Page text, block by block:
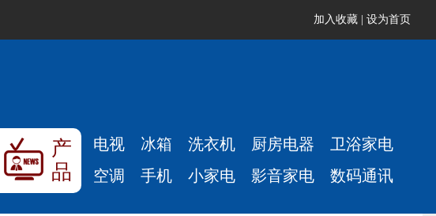
加入收藏 设为首页
产
品
电视 冰箱 洗衣机 厨房电器
卫浴家电
空调
手机 小家电 影音家电 数码通讯